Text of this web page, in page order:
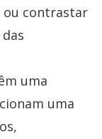
ou contrastar
uma
uma